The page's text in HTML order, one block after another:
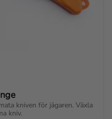
kniven för jägaren. Växla
kniv.